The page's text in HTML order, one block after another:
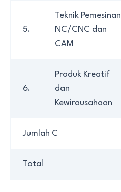
5.
Teknik Pemesinan
NC/CNC dan
CAM
6.
Produk Kreatif
dan
Kewirausahaan
Jumlah C
Total